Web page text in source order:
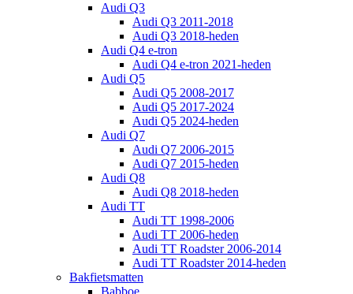
Audi Q3
Audi Q3 2011-2018
Audi Q3 2018-heden
Audi Q4 e-tron
Audi Q4 e-tron 2021-heden
Audi Q5
Audi Q5 2008-2017
Audi Q5 2017-2024
Audi Q5 2024-heden
Audi Q7
Audi Q7 2006-2015
Audi Q7 2015-heden
Audi Q8
Audi Q8 2018-heden
Audi TT
Audi TT 1998-2006
Audi TT 2006-heden
Audi TT Roadster 2006-2014
Audi TT Roadster 2014-heden
Bakfietsmatten
Babboe